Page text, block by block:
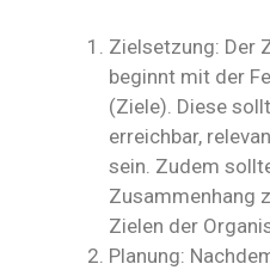
Zielsetzung: Der
beginnt mit der
(Ziele). Diese
erreichbar,
sein. Zudem
Zusammenhang
Zielen der
Planung: